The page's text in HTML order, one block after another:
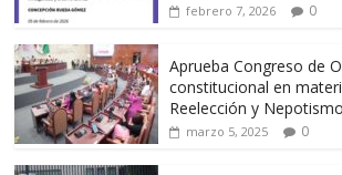
febrero 7, 2026 0
Aprueba Congreso de
constitucional en
Reelección y
marzo 5, 2025 0